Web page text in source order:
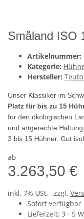
Småland ISO
Artikelnummer:
Kategorie:
Hersteller:
Unser Klassiker im
Platz für bis zu 15
für den ökologischen
und artgerechte
3 bis 15 Hühner. Gut
ab
3.263,50 €
inkl. 7% USt. , zzgl.
Sofort verfügbar
Lieferzeit: 3 - 5